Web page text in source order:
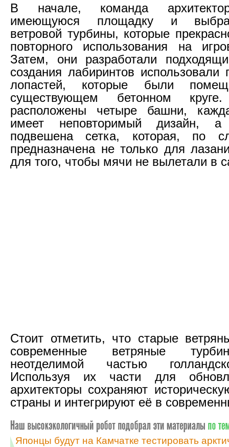
В начале, команда
имеющуюся площадку и
ветровой турбины, которые
повторного использования на
Затем, они разработали
создания лабиринтов использовали
лопастей, которые были
существующем бетонном
расположены четыре башни,
имеет неповторимый дизайн,
подвешена сетка, которая, по
предназначена не только для
для того, чтобы мячи не вылетали в
Стоит отметить, что старые
современные ветряные
неотделимой частью
Используя их части для
архитекторы сохраняют
страны и интегрируют её в
Японцы будут на Камчатке тестировать